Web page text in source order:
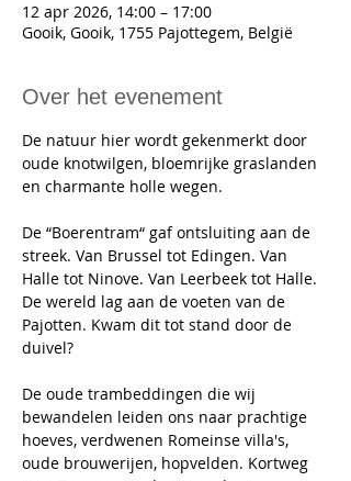
12 apr 2026, 14:00 – 17:00
Gooik, Gooik, 1755 Pajottegem, België
Over het evenement
De natuur hier wordt gekenmerkt door
oude knotwilgen, bloemrijke graslanden
en charmante holle wegen.
De “Boerentram“ gaf ontsluiting aan de
streek. Van Brussel tot Edingen. Van
Halle tot Ninove. Van Leerbeek tot Halle.
De wereld lag aan de voeten van de
Pajotten. Kwam dit tot stand door de
duivel?
De oude trambeddingen die wij
bewandelen leiden ons naar prachtige
hoeves, verdwenen Romeinse villa's,
oude brouwerijen, hopvelden. Kortweg